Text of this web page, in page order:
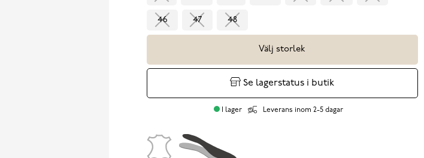
46 47 48
Välj storlek
Se lagerstatus i butik
I lager Leverans inom 2-5 dagar